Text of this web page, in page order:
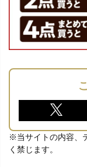
※当サイトの内容、
く禁じます。